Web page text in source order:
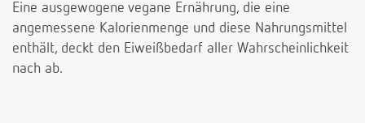
Eine ausgewogene vegane Ernährung, die eine
angemessene Kalorienmenge und diese Nahrungsmittel
enthält, deckt den Eiweißbedarf aller Wahrscheinlichkeit
nach ab.